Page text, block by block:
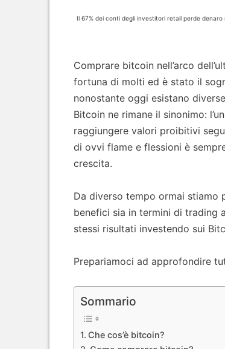
Il 67% dei conti degli investitori retail perde
Comprare bitcoin nell’arco
fortuna di molti ed è stato il
nonostante oggi esistano
Bitcoin ne rimane il sinonimo:
raggiungere valori proibitivi
di ovvi flame e flessioni è
crescita.
Da diverso tempo ormai stiamo
benefici sia in termini di trading
stessi risultati investendo sui
Prepariamoci ad approfondire
Sommario
Che cos’è bitcoin?